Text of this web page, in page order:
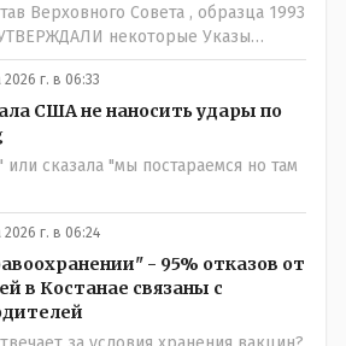
Верховного Совета , образца 1993
УТВЕРЖДАЛИ некоторые Указы
в части выборов и перевыборов и
внутренней политики, и тогда
РАСПУСТИЛ этот бунтарский
Абдильдин вам знакомо -
КП Казахстана , впоследствии -
Совета и Мажлиса и Председатель
он в то время и после и причём
и многократно на недостатки
ему самому ДОБРОВОЛЬНО уйти с
2026 г. в 06:33
США не наносить удары по
сказала "мы постараемся но там
2026 г. в 06:24
- 95% отказов от
в Костанае связаны с